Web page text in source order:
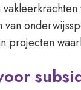
projecten